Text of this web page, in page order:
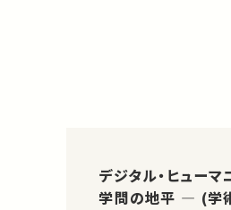
デジタル・ヒュー
学問の地平 ― (学